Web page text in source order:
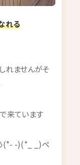
れる
れませんがそ
来ています
(*- -)(*_ _)ペ